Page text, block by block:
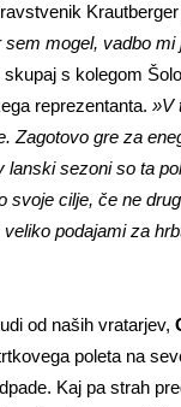
mogel, vadbo
s kolegom
reprezentanta. »V
Zagotovo gre za
sezoni so ta
svoje cilje, če ne
podajami za
od naših vratarjev,
poleta na
Kaj pa strah